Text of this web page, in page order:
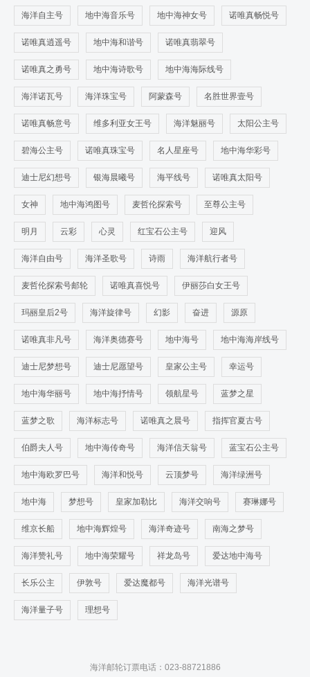
海洋自主号 地中海音乐号 地中海神女号 诺唯真畅悦号
诺唯真逍遥号 地中海和谐号 诺唯真翡翠号
诺唯真之勇号 地中海诗歌号 地中海海际线号
海洋诺瓦号 海洋珠宝号 阿蒙森号 名胜世界壹号
诺唯真畅意号 维多利亚女王号 海洋魅丽号 太阳公主号
碧海公主号 诺唯真珠宝号 名人星座号 地中海华彩号
迪士尼幻想号 银海晨曦号 海平线号 诺唯真太阳号
女神 地中海鸿图号 麦哲伦探索号 至尊公主号
明月 云彩 心灵 红宝石公主号 迎风
海洋自由号 海洋圣歌号 诗雨 海洋航行者号
麦哲伦探索号邮轮 诺唯真喜悦号 伊丽莎白女王号
玛丽皇后2号 海洋旋律号 幻影 奋进 源原
诺唯真非凡号 海洋奥德赛号 地中海号 地中海海岸线号
迪士尼梦想号 迪士尼愿望号 皇家公主号 幸运号
地中海华丽号 地中海抒情号 领航星号 蓝梦之星
蓝梦之歌 海洋标志号 诺唯真之晨号 指挥官夏古号
伯爵夫人号 地中海传奇号 海洋信天翁号 蓝宝石公主号
地中海欧罗巴号 海洋和悦号 云顶梦号 海洋绿洲号
地中海 梦想号 皇家加勒比 海洋交响号 赛琳娜号
维京长船 地中海辉煌号 海洋奇迹号 南海之梦号
海洋赞礼号 地中海荣耀号 祥龙岛号 爱达地中海号
长乐公主 伊敦号 爱达魔都号 海洋光谱号
海洋量子号 理想号
海洋邮轮订票电话：023-88721886